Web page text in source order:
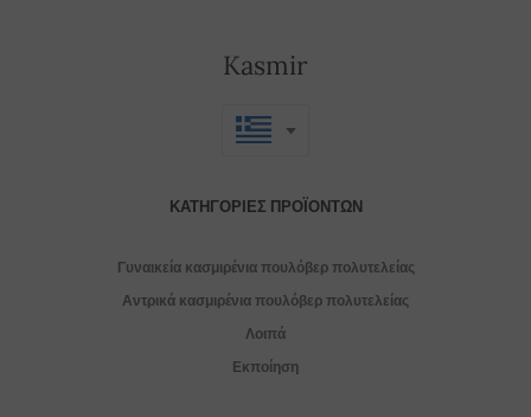
Kasmir
ΚΑΤΗΓΟΡΊΕΣ ΠΡΟΪΌΝΤΩΝ
Γυναικεία κασμιρένια πουλόβερ πολυτελείας
Αντρικά κασμιρένια πουλόβερ πολυτελείας
Λοιπά
Εκποίηση